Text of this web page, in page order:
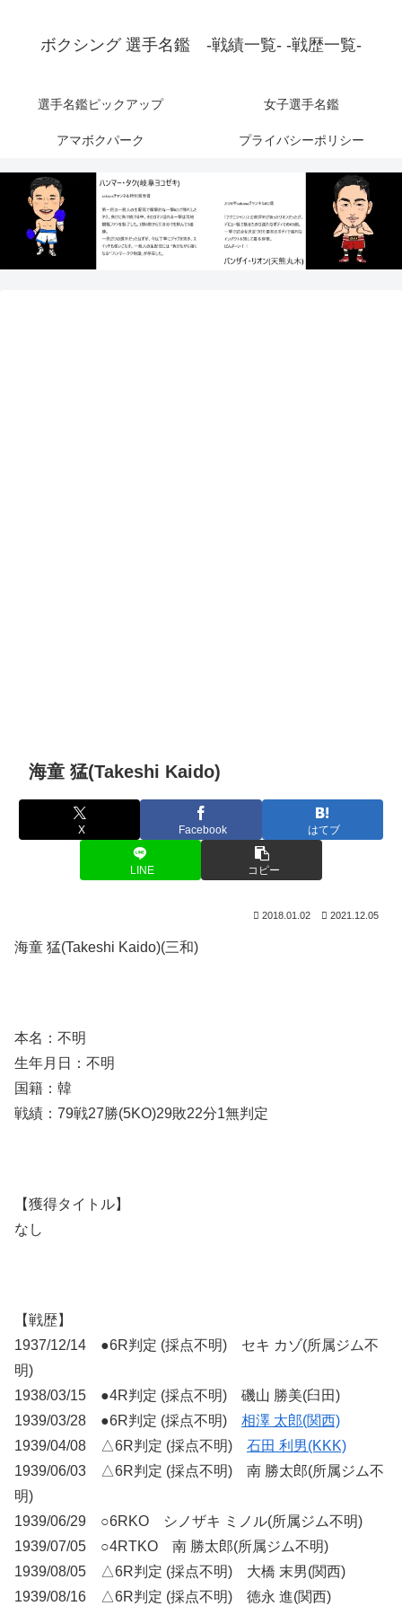
ボクシング 選手名鑑 -戦績一覧- -戦歴一覧-
選手名鑑ピックアップ 女子選手名鑑
アマボクパーク プライバシーポリシー
海童 猛(Takeshi Kaido)
X Facebook はてブ
LINE コピー
2018.01.02 2021.12.05
海童 猛(Takeshi Kaido)(三和)
本名：不明
生年月日：不明
国籍：韓
戦績：79戦27勝(5KO)29敗22分1無判定
【獲得タイトル】
なし
【戦歴】
1937/12/14 ●6R判定 (採点不明) セキ カゾ(所属ジム不
明)
1938/03/15 ●4R判定 (採点不明) 磯山 勝美(臼田)
1939/03/28 ●6R判定 (採点不明) 相澤 太郎(関西)
1939/04/08 △6R判定 (採点不明) 石田 利男(KKK)
1939/06/03 △6R判定 (採点不明) 南 勝太郎(所属ジム不
明)
1939/06/29 ○6RKO シノザキ ミノル(所属ジム不明)
1939/07/05 ○4RTKO 南 勝太郎(所属ジム不明)
1939/08/05 △6R判定 (採点不明) 大橋 末男(関西)
1939/08/16 △6R判定 (採点不明) 徳永 進(関西)